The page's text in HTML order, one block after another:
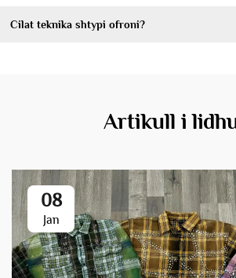
Cilat teknika shtypi ofroni?
Artikull i
08
Jan